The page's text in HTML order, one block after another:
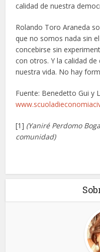
calidad de nuestra
Rolando Toro Araneda
que no somos nada sin
concebirse sin
con otros. Y la calidad
nuestra vida. No hay
Fuente: Benedetto Gui y
[1] (Yaniré Perdomo
comunidad)